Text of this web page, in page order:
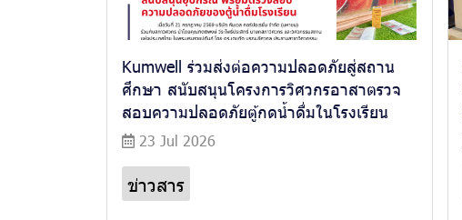
Kumwell ร่วมส่งต่อความปลอดภัยสู่สถาน
ศึกษา สนับสนุนโครงการวิศวกรอาสาตรวจ
สอบความปลอดภัยตู้กดน้ำดื่มในโรงเรียน
23 Jul 2026
ข่าวสาร